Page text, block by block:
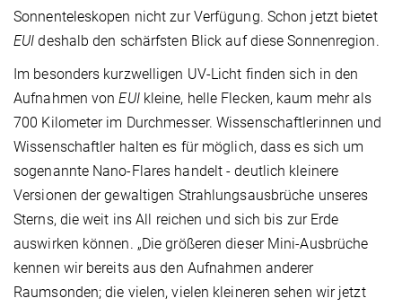
Sonnenteleskopen nicht zur Verfügung. Schon jetzt bietet
EUI deshalb den schärfsten Blick auf diese Sonnenregion.
Im besonders kurzwelligen UV-Licht finden sich in den
Aufnahmen von EUIkleine, helle Flecken, kaum mehr als
700 Kilometer im Durchmesser. Wissenschaftlerinnen und
Wissenschaftler halten es für möglich, dass es sich um
sogenannte Nano-Flares handelt - deutlich kleinere
Versionen der gewaltigen Strahlungsausbrüche unseres
Sterns, die weit ins All reichen und sich bis zur Erde
auswirken können. „Die größeren dieser Mini-Ausbrüche
kennen wir bereits aus den Aufnahmen anderer
Raumsonden; die vielen, vielen kleineren sehen wir jetzt